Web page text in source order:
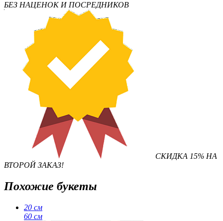
БЕЗ НАЦЕНОК И ПОСРЕДНИКОВ
СКИДКА 15% НА
ВТОРОЙ ЗАКАЗ!
Похожие букеты
20 см
60 см